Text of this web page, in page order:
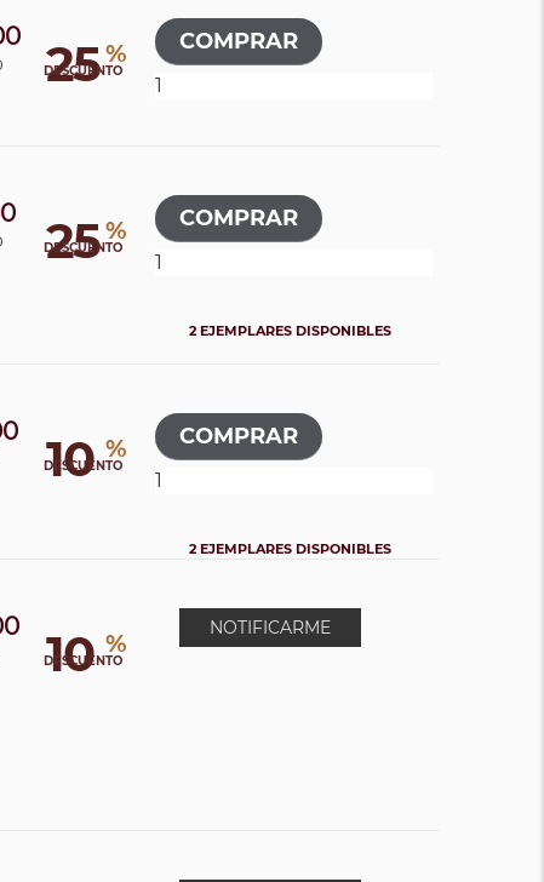
25 %
DESCUENTO
25 %
DESCUENTO
2 EJEMPLARES DISPONIBLES
10 %
DESCUENTO
2 EJEMPLARES DISPONIBLES
10 %
DESCUENTO
NOTIFICARME